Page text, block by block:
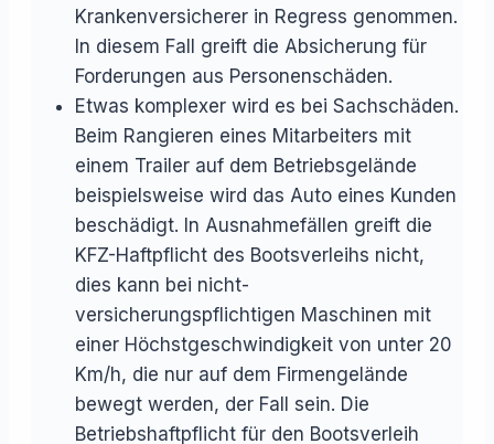
Krankenversicherer in Regress genommen.
In diesem Fall greift die Absicherung für
Forderungen aus Personenschäden.
Etwas komplexer wird es bei Sachschäden.
Beim Rangieren eines Mitarbeiters mit
einem Trailer auf dem Betriebsgelände
beispielsweise wird das Auto eines Kunden
beschädigt. In Ausnahmefällen greift die
KFZ-Haftpflicht des Bootsverleihs nicht,
dies kann bei nicht-
versicherungspflichtigen Maschinen mit
einer Höchstgeschwindigkeit von unter 20
Km/h, die nur auf dem Firmengelände
bewegt werden, der Fall sein. Die
Betriebshaftpflicht für den Bootsverleih